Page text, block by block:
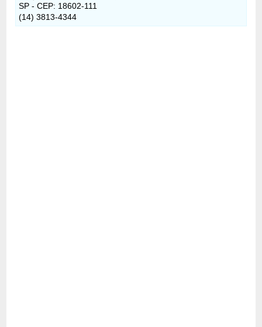
SP - CEP: 18602-111
(14) 3813-4344